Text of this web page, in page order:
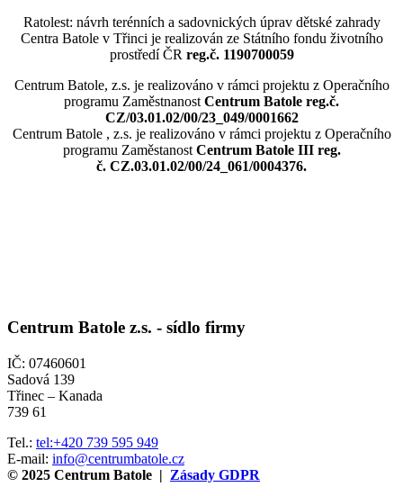
Ratolest: návrh terénních a sadovnických úprav dětské zahrady
Centra Batole v Třinci je realizován ze Státního fondu životního
prostředí ČR reg.č. 1190700059
Centrum Batole, z.s. je realizováno v rámci projektu z Operačního
programu Zaměstnanost Centrum Batole reg.č.
CZ/03.01.02/00/23_049/0001662
Centrum Batole , z.s. je realizováno v rámci projektu z Operačního
programu Zaměstanost Centrum Batole III reg.
č. CZ.03.01.02/00/24_061/0004376.
Centrum Batole z.s. - sídlo firmy
IČ: 07460601
Sadová 139
Třinec – Kanada
739 61
Tel.: tel:+420 739 595 949
E-mail: info@centrumbatole.cz
© 2025 Centrum Batole | Zásady GDPR